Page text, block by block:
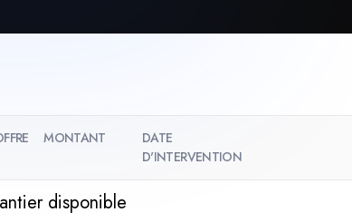
MONTANT
DATE
D'INTERVENTION
disponible